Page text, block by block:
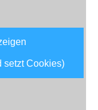
setzt Cookies)